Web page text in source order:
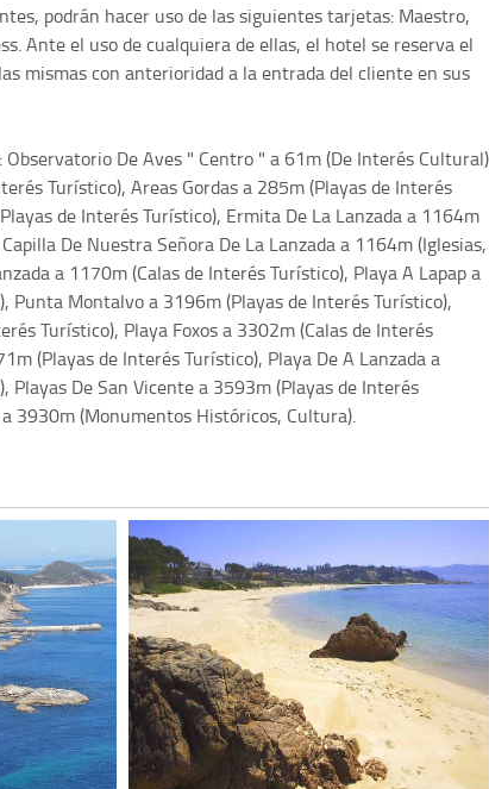
podrán hacer uso de las siguientes tarjetas: Maestro,
Ante el uso de cualquiera de ellas, el hotel se reserva el
mismas con anterioridad a la entrada del cliente en sus
De Aves " Centro " a 61m (De Interés
Turístico), Areas Gordas a 285m (Playas de Interés
de Interés Turístico), Ermita De La Lanzada a 1164m
De Nuestra Señora De La Lanzada a 1164m (Iglesias,
a 1170m (Calas de Interés Turístico), Playa A Lapap a
Punta Montalvo a 3196m (Playas de Interés Turístico),
Turístico), Playa Foxos a 3302m (Calas de Interés
(Playas de Interés Turístico), Playa De A Lanzada a
Playas De San Vicente a 3593m (Playas de Interés
3930m (Monumentos Históricos, Cultura).